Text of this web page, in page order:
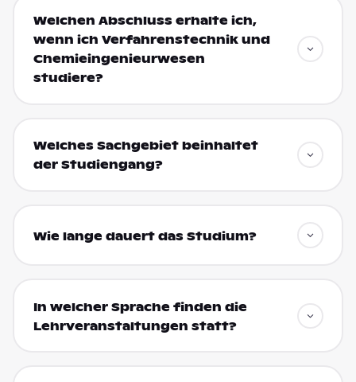
Welchen Abschluss erhalte ich,
wenn ich Verfahrenstechnik und
Chemieingenieurwesen
studiere?
Welches Sachgebiet beinhaltet
der Studiengang?
Wie lange dauert das Studium?
In welcher Sprache finden die
Lehrveranstaltungen statt?